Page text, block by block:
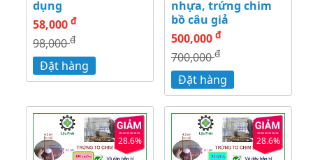
dụng
58,000 đ
98,000đ
Đặt hàng
nhựa, trứng chim
bồ câu giả
500,000 đ
700,000đ
Đặt hàng
28.6% 28.6%